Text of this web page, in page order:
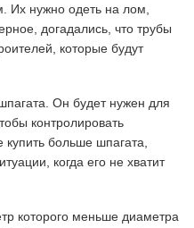
Их нужно одеть на лом,
догадались, что трубы
которые будут
Он будет нужен для
контролировать
больше шпагата,
когда его не хватит
которого меньше диаметра